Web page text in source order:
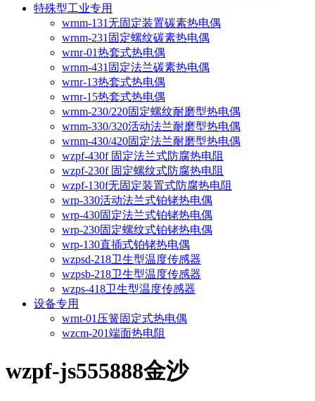
特殊型工业专用
wrnm-131无固定装置碳素热电偶
wrnm-231固定螺纹碳素热电偶
wrnr-01热套式热电偶
wrnm-431固定法兰碳素热电偶
wrnr-13热套式热电偶
wrnr-15热套式热电偶
wrnm-230/220固定螺纹耐磨型热电偶
wrnm-330/320活动法兰耐磨型热电偶
wrnm-430/420固定法兰耐磨型热电偶
wzpf-430f 固定法兰式防腐热电阻
wzpf-230f 固定螺纹式防腐热电阻
wzpf-130f无固定装置式防腐热电阻
wrp-330活动法兰式铂铑热电偶
wrp-430固定法兰式铂铑热电偶
wrp-230固定螺纹式铂铑热电偶
wrp-130直插式铂铑热电偶
wzpsd-218卫生型温度传感器
wzpsb-218卫生型温度传感器
wzps-418卫生型温度传感器
设备专用
wrnt-01压簧固定式热电偶
wzcm-201端面热电阻
wzpf-js555888金沙